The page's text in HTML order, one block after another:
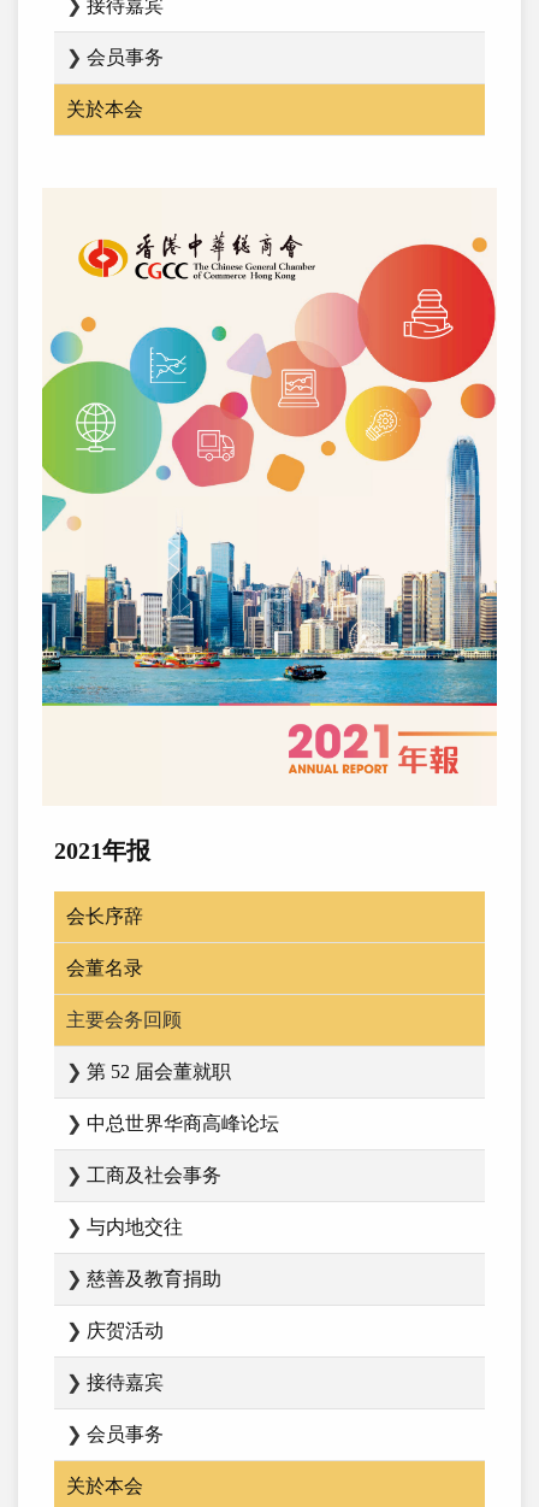
❯ 接待嘉宾
❯ 会员事务
关於本会
2021年报
会长序辞
会董名录
主要会务回顾
❯ 第 52 届会董就职
❯ 中总世界华商高峰论坛
❯ 工商及社会事务
❯ 与内地交往
❯ 慈善及教育捐助
❯ 庆贺活动
❯ 接待嘉宾
❯ 会员事务
关於本会